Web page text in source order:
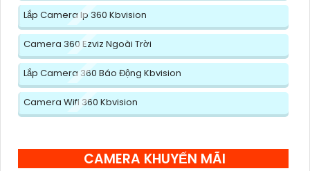
Lắp Camera Ip 360 Kbvision
Camera 360 Ezviz Ngoài Trời
Lắp Camera 360 Báo Động Kbvision
Camera Wifi 360 Kbvision
CAMERA KHUYẾN MÃI